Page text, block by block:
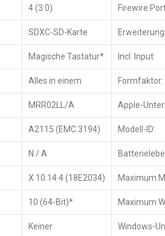
4 (3.0) Firewire
SDXC-SD-Karte
Magische Tastatur* Incl. Input:
Alles in einem Formfaktor:
MRR02LL/A Apple-
A2115 (EMC 3194) Modell-ID:
N / A
X 10.14.4 (18E2034) Maximum
10 (64-Bit)* Maximum
Keiner Windows-